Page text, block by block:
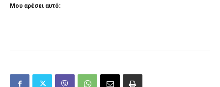
Μου αρέσει αυτό: